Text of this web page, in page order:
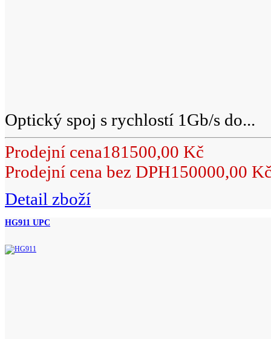
Optický spoj s rychlostí 1Gb/s do...
Prodejní cena181500,00 Kč
Prodejní cena bez DPH150000,00
Detail zboží
HG911 UPC